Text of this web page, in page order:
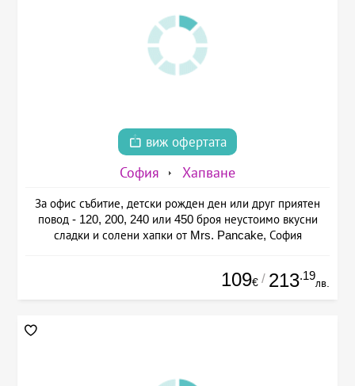
виж офертата
София Хапване
За офис събитие, детски рожден ден или друг приятен
повод - 120, 200, 240 или 450 броя неустоимо вкусни
сладки и солени хапки от Mrs. Pancake, София
109€ / 213.19
лв.